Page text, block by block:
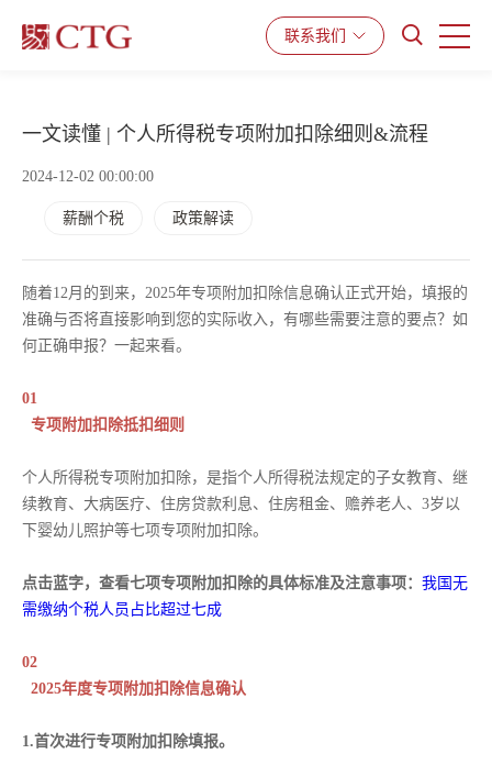
产品与服务 解决方案 资源中心
联系我们
一文读懂 | 个人所得税专项附加扣除细则&流程
2024-12-02 00:00:00
薪酬个税 政策解读
随着12月的到来，2025年专项附加扣除信息确认正式开始，填报的
准确与否将直接影响到您的实际收入，有哪些需要注意的要点？如
何正确申报？一起来看。
01
专项附加扣除抵扣细则
个人所得税专项附加扣除，是指个人所得税法规定的子女教育、继
续教育、大病医疗、住房贷款利息、住房租金、赡养老人、3岁以
下婴幼儿照护等七项专项附加扣除。
点击蓝字，查看七项专项附加扣除的具体标准及注意事项： 我国无
需缴纳个税人员占比超过七成
02
2025年度专项附加扣除信息确认
1.首次进行专项附加扣除填报。